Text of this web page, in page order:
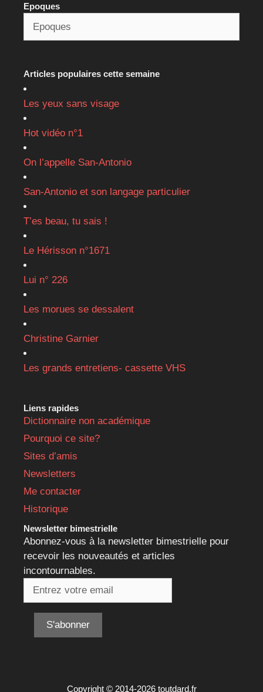
Epoques
Articles populaires cette semaine
Les yeux sans visage
Hot vidéo n°1
On l’appelle San-Antonio
San-Antonio et son langage particulier
T’es beau, tu sais !
Le Hérisson n°1671
Lui n° 226
Les morues se dessalent
Christine Garnier
Les grands entretiens- cassette VHS
Liens rapides
Dictionnaire non académique
Pourquoi ce site?
Sites d’amis
Newsletters
Me contacter
Historique
Newsletter bimestrielle
Abonnez-vous à la newsletter bimestrielle pour
recevoir les nouveautés et articles
incontournables.
Copyright © 2014-2026 toutdard.fr